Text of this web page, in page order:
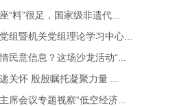
“料”很足，国家级非遗代...
组暨机关党组理论学习中心...
民意信息？这场沙龙活动“...
关怀 殷殷嘱托凝聚力量 ...
席会议专题视察“低空经济...